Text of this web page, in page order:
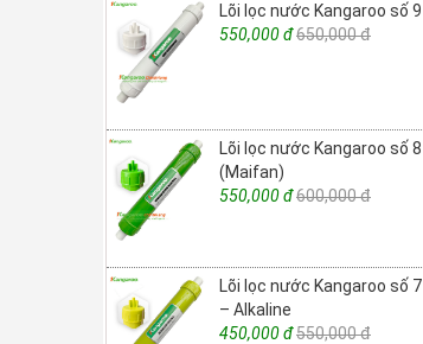
Lõi lọc nước Kangaroo số 9
550,000 đ650,000 đ
Lõi lọc nước Kangaroo số 8
(Maifan)
550,000 đ600,000 đ
Lõi lọc nước Kangaroo số 7
– Alkaline
450,000 đ550,000 đ